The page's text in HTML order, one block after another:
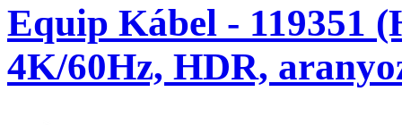
Equip Kábel - 119351
4K/60Hz, HDR,